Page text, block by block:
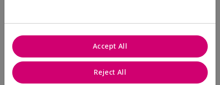
Walking in victory
Sí, recomendaría a un amigo
¿Le ha resultado útil esta
Reject All
Accept All